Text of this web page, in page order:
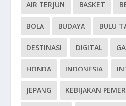
AIR TERJUN BASKET
BOLA BUDAYA BULU
DESTINASI DIGITAL
HONDA INDONESIA
JEPANG KEBIJAKAN